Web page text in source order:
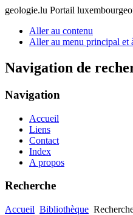
geologie.lu Portail
Aller au contenu
Aller au menu principal et
Navigation de
Navigation
Accueil
Liens
Contact
Index
A propos
Recherche
Accueil Bibliothèque